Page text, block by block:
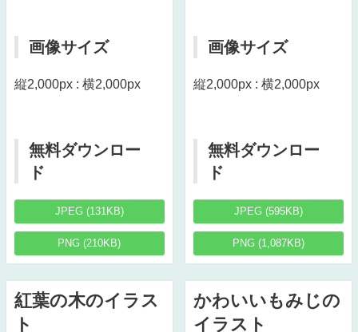
画像サイズ
縦2,000px : 横2,000px
無料ダウンロー
ド
JPEG (131KB)
PNG (210KB)
画像サイズ
縦2,000px : 横2,000px
無料ダウンロー
ド
JPEG (595KB)
PNG (1,087KB)
紅葉の木のイラス
ト
かわいいもみじの
イラスト